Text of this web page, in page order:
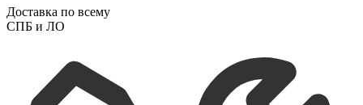
Доставка по всему
СПБ и ЛО